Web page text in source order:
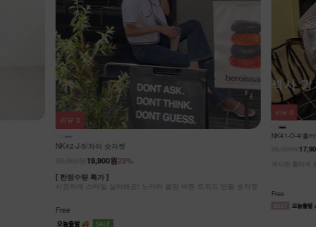
NK42-J-5/차이 숏자켓
23%
19,900원
[ 한정수량 특가 ]
시원하게 스타일 살려봐요! 노카라 블링 버튼 트위드 반팔 숏자켓
Free
리뷰 3
NK41-O-4/홀
섹시한 홀터
Free
리뷰 0